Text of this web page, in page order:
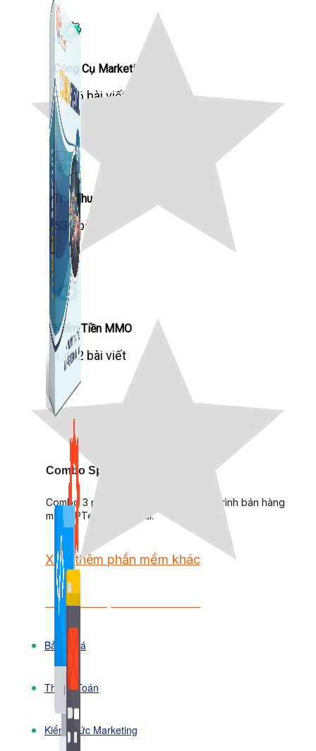
Công Cụ Marketing
1,066 bài viết
Thủ Thuật Facebook
536 bài viết
Kiếm Tiền MMO
1,422 bài viết
Combo Special
Combo 3 phần mềm tự chọn: chương trình bán hàng
mà ATPTeam triển khai.
Xem thêm phần mềm khác
Xem thêm phần mềm khác
Bảng Giá
Thanh Toán
Kiến Thức Marketing